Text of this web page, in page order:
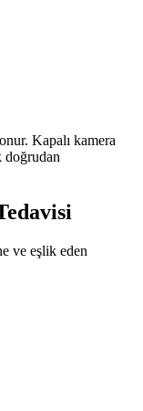
Kapalı kamera
doğrudan
ve eşlik eden